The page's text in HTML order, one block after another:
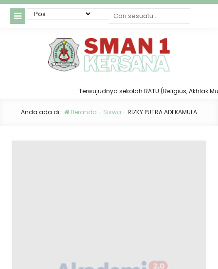
Terwujudnya sekolah RATU (Religius, Akhlak
Anda ada di : Beranda - Siswa - RIZKY PUTRA ADEKAMULA